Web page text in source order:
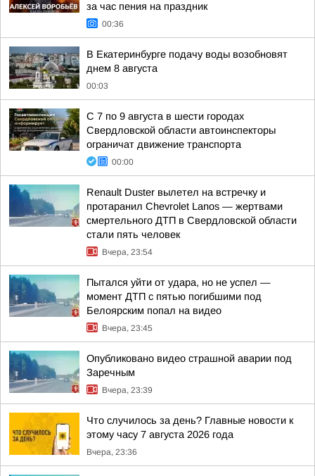
за час пения на праздник
00:36
В Екатеринбурге подачу воды возобновят
днем 8 августа
00:03
С 7 по 9 августа в шести городах
Свердловской области автоинспекторы
ограничат движение транспорта
00:00
Renault Duster вылетел на встречку и
протаранил Chevrolet Lanos — жертвами
смертельного ДТП в Свердловской области
стали пять человек
Вчера, 23:54
Пытался уйти от удара, но не успел —
момент ДТП с пятью погибшими под
Белоярским попал на видео
Вчера, 23:45
Опубликовано видео страшной аварии под
Заречным
Вчера, 23:39
Что случилось за день? Главные новости к
этому часу 7 августа 2026 года
Вчера, 23:36